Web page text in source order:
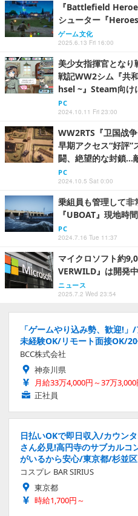
『Battlefield
シューター『
ゲーム文化
2025.6.13 Fri 16:00
美少女指揮官となり
戦記WW2シム『共
hsel ~』Steam向け
PC
2024.10.11 Fri 23:00
WW2RTS『卫国战
早期アクセス“好評
闘、絶望的な封鎖…
PC
2024.10.5 Sat 0:00
乗組員も管理して
『UBOAT』現地時
PC
2024.7.16 Tue 11:37
マイクロソフト約
VERWILD』は開発
ニュース
2025.7.2 Wed 23:54
「ゲームやり込み勢、歓迎!
未経験OK/リモート面接OK/
BCC株式会社
神奈川県
月給33万4,000円～37万3,000
正社員
日払いOKで即日収入/カウン
さん必見!高円寺のサブカルコ
がいるから安心/東京都/杉並区
コスプレ BAR SIRIUS
東京都
時給1,700円～